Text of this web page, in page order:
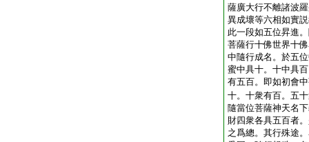
薩廣大行不離諸波
異成壞等六相如實
此一段如五位昇進
菩薩行十佛世界十
中隨行成名。於五
蜜中具十。十中具
有五百。即如初會
十。十衆有百。五
隨當位菩薩神天名
財四衆各具五百者
之爲總。其行殊途